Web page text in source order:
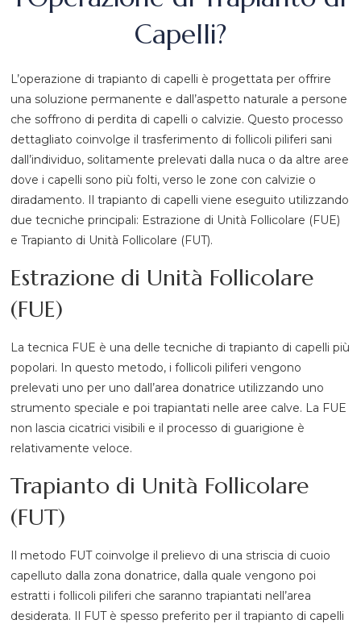
Capelli?
L’operazione di trapianto di capelli è progettata per offrire
una soluzione permanente e dall’aspetto naturale a persone
che soffrono di perdita di capelli o calvizie. Questo processo
dettagliato coinvolge il trasferimento di follicoli piliferi sani
dall’individuo, solitamente prelevati dalla nuca o da altre aree
dove i capelli sono più folti, verso le zone con calvizie o
diradamento. Il trapianto di capelli viene eseguito utilizzando
due tecniche principali: Estrazione di Unità Follicolare (FUE)
e Trapianto di Unità Follicolare (FUT).
Estrazione di Unità Follicolare
(FUE)
La tecnica FUE è una delle tecniche di trapianto di capelli più
popolari. In questo metodo, i follicoli piliferi vengono
prelevati uno per uno dall’area donatrice utilizzando uno
strumento speciale e poi trapiantati nelle aree calve. La FUE
non lascia cicatrici visibili e il processo di guarigione è
relativamente veloce.
Trapianto di Unità Follicolare
(FUT)
Il metodo FUT coinvolge il prelievo di una striscia di cuoio
capelluto dalla zona donatrice, dalla quale vengono poi
estratti i follicoli piliferi che saranno trapiantati nell’area
desiderata. Il FUT è spesso preferito per il trapianto di capelli